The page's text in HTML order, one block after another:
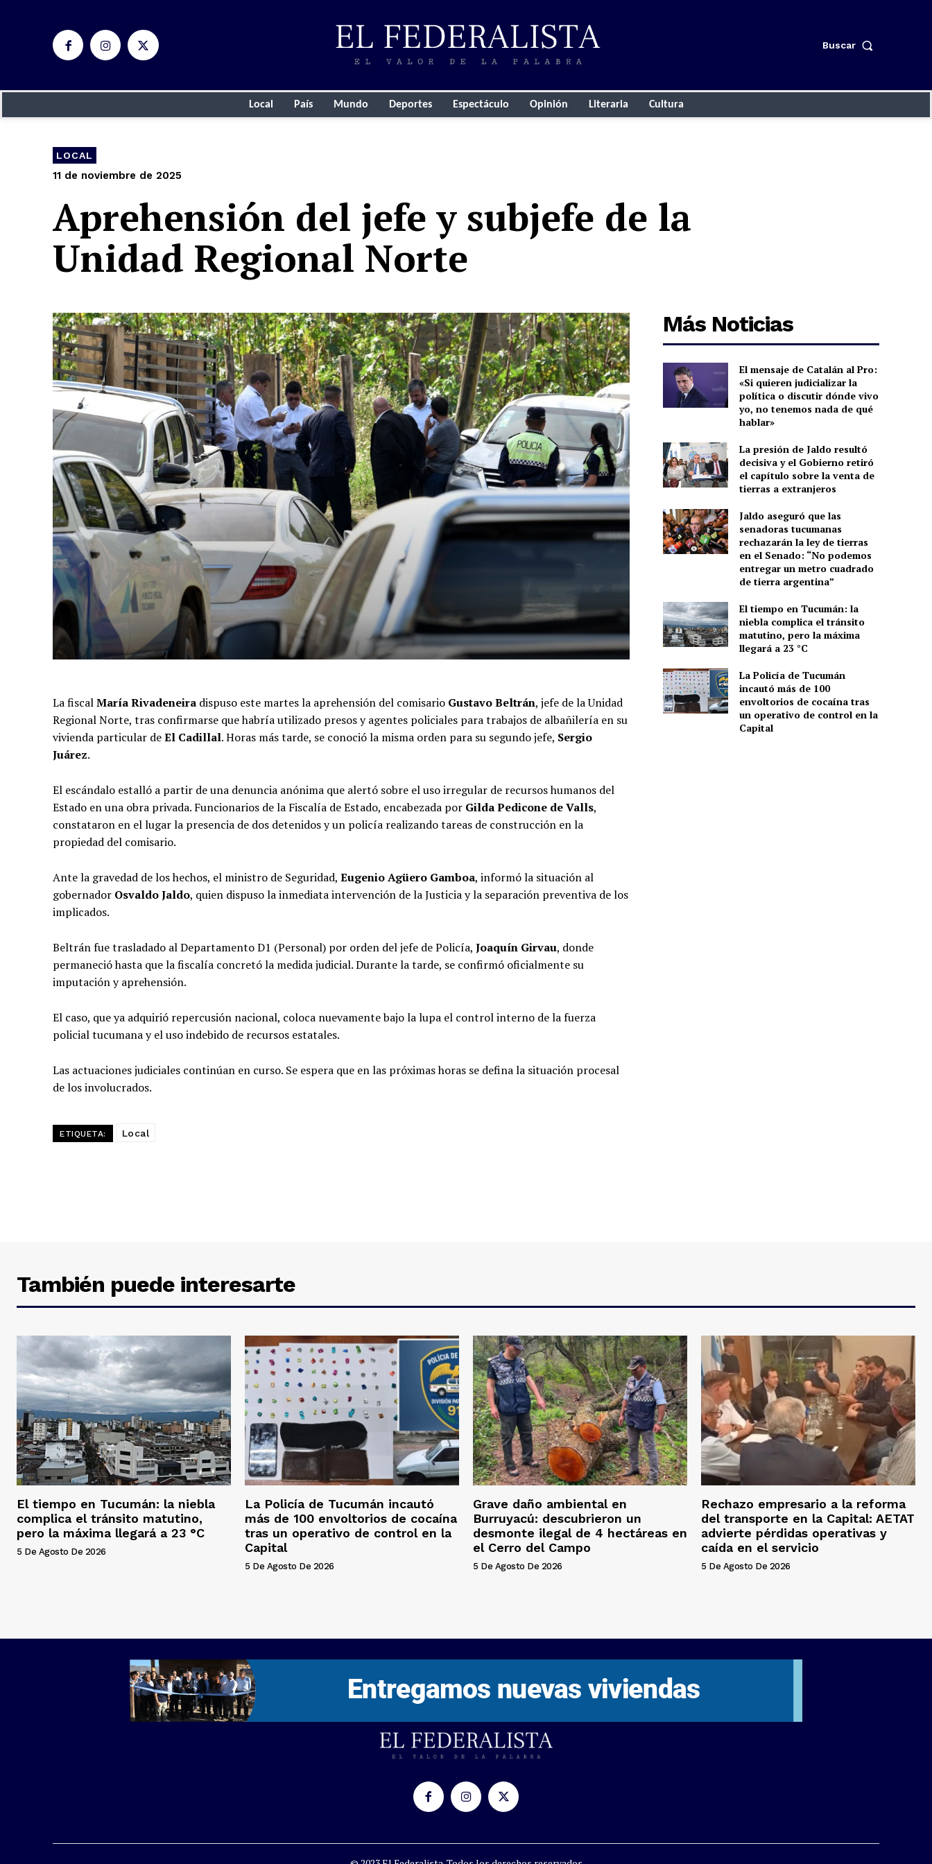
Buscar
Local País Mundo Deportes Espectáculo Opinión Literaria Cultura
LOCAL
11 de noviembre de 2025
Aprehensión del jefe y subjefe de la
Unidad Regional Norte
La fiscalMaría Rivadeneira dispuso este martes la aprehensión del comisario Gustavo Beltrán, jefe de la Unidad
Regional Norte, tras confirmarse que habría utilizado presos y agentes policiales para trabajos de albañilería en su
vivienda particular deEl Cadillal. Horas más tarde, se conoció la misma orden para su segundo jefe, Sergio
Juárez.
El escándalo estalló a partir de una denuncia anónima que alertó sobre el uso irregular de recursos humanos del
Estado en una obra privada. Funcionarios de la Fiscalía de Estado, encabezada por Gilda Pedicone de Valls,
constataron en el lugar la presencia de dos detenidos y un policía realizando tareas de construcción en la
propiedad del comisario.
Ante la gravedad de los hechos, el ministro de Seguridad, Eugenio Agüero Gamboa, informó la situación al
gobernador Osvaldo Jaldo, quien dispuso la inmediata intervención de la Justicia y la separación preventiva de los
implicados.
Beltrán fue trasladado al Departamento D1 (Personal) por orden del jefe de Policía, Joaquín Girvau, donde
permaneció hasta que la fiscalía concretó la medida judicial. Durante la tarde, se confirmó oficialmente su
imputación y aprehensión.
El caso, que ya adquirió repercusión nacional, coloca nuevamente bajo la lupa el control interno de la fuerza
policial tucumana y el uso indebido de recursos estatales.
Las actuaciones judiciales continúan en curso. Se espera que en las próximas horas se defina la situación procesal
de los involucrados.
ETIQUETA: Local
Más Noticias
El mensaje de Catalán al Pro:
«Si quieren judicializar la
política o discutir dónde vivo
yo, no tenemos nada de qué
hablar»
La presión de Jaldo resultó
decisiva y el Gobierno retiró
el capítulo sobre la venta de
tierras a extranjeros
Jaldo aseguró que las
senadoras tucumanas
rechazarán la ley de tierras
en el Senado: “No podemos
entregar un metro cuadrado
de tierra argentina”
El tiempo en Tucumán: la
niebla complica el tránsito
matutino, pero la máxima
llegará a 23 °C
La Policía de Tucumán
incautó más de 100
envoltorios de cocaína tras
un operativo de control en la
Capital
También puede interesarte
El tiempo en Tucumán: la niebla
complica el tránsito matutino,
pero la máxima llegará a 23 °C
5 De Agosto De 2026
La Policía de Tucumán incautó
más de 100 envoltorios de cocaína
tras un operativo de control en la
Capital
5 De Agosto De 2026
Grave daño ambiental en
Burruyacú: descubrieron un
desmonte ilegal de 4 hectáreas en
el Cerro del Campo
5 De Agosto De 2026
Rechazo empresario a la reforma
del transporte en la Capital: AETAT
advierte pérdidas operativas y
caída en el servicio
5 De Agosto De 2026